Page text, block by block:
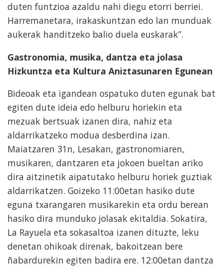
duten funtzioa azaldu nahi diegu etorri berriei.
Harremanetara, irakaskuntzan edo lan munduak
aukerak handitzeko balio duela euskarak”.
Gastronomia, musika, dantza eta jolasa
Hizkuntza eta Kultura Aniztasunaren Egunean
Bideoak eta igandean ospatuko duten egunak bat
egiten dute ideia edo helburu horiekin eta
mezuak bertsuak izanen dira, nahiz eta
aldarrikatzeko modua desberdina izan.
Maiatzaren 31n, Lesakan, gastronomiaren,
musikaren, dantzaren eta jokoen bueltan ariko
dira aitzinetik aipatutako helburu horiek guztiak
aldarrikatzen. Goizeko 11:00etan hasiko dute
eguna txarangaren musikarekin eta ordu berean
hasiko dira munduko jolasak ekitaldia. Sokatira,
La Rayuela eta sokasaltoa izanen dituzte, leku
denetan ohikoak direnak, bakoitzean bere
ñabardurekin egiten badira ere. 12:00etan dantza